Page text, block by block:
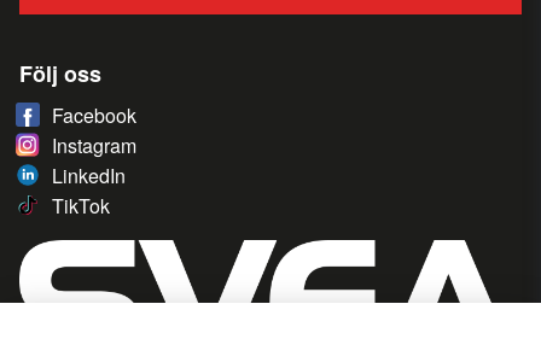
Följ oss
Facebook
Instagram
LinkedIn
TikTok